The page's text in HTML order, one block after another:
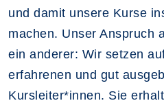
und damit unsere Kurse
machen. Unser Anspruch
ein anderer: Wir setzen
erfahrenen und gut
Kursleiter*innen. Sie